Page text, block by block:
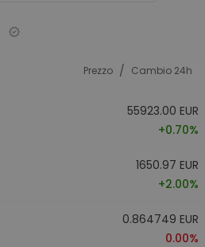
Prezzo / Cambio 24h
55923.00 EUR
+0.70%
1650.97 EUR
+2.00%
0.864749 EUR
0.00%